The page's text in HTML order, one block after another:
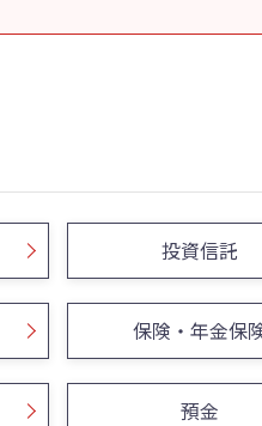
投資信託
保険・年金保
預金